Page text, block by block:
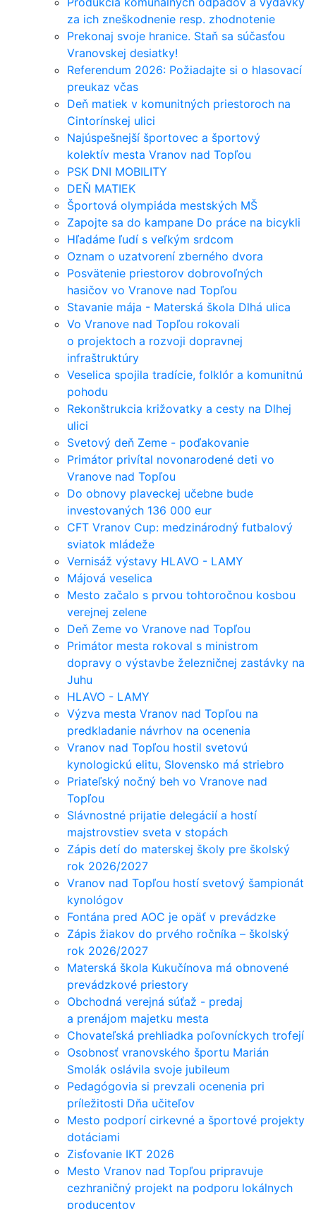
za ich zneškodnenie resp. zhodnotenie
Prekonaj svoje hranice. Staň sa súčasťou
Vranovskej desiatky!
Referendum 2026: Požiadajte si o hlasovací
preukaz včas
Deň matiek v komunitných priestoroch na
Cintorínskej ulici
Najúspešnejší športovec a športový
kolektív mesta Vranov nad Topľou
PSK DNI MOBILITY
DEŇ MATIEK
Športová olympiáda mestských MŠ
Zapojte sa do kampane Do práce na bicykli
Hľadáme ľudí s veľkým srdcom
Oznam o uzatvorení zberného dvora
Posvätenie priestorov dobrovoľných
hasičov vo Vranove nad Topľou
Stavanie mája - Materská škola Dlhá ulica
Vo Vranove nad Topľou rokovali
o projektoch a rozvoji dopravnej
infraštruktúry
Veselica spojila tradície, folklór a komunitnú
pohodu
Rekonštrukcia križovatky a cesty na Dlhej
ulici
Svetový deň Zeme - poďakovanie
Primátor privítal novonarodené deti vo
Vranove nad Topľou
Do obnovy plaveckej učebne bude
investovaných 136 000 eur
CFT Vranov Cup: medzinárodný futbalový
sviatok mládeže
Vernisáž výstavy HLAVO - LAMY
Májová veselica
Mesto začalo s prvou tohtoročnou kosbou
verejnej zelene
Deň Zeme vo Vranove nad Topľou
Primátor mesta rokoval s ministrom
dopravy o výstavbe železničnej zastávky na
Juhu
HLAVO - LAMY
Výzva mesta Vranov nad Topľou na
predkladanie návrhov na ocenenia
Vranov nad Topľou hostil svetovú
kynologickú elitu, Slovensko má striebro
Priateľský nočný beh vo Vranove nad
Topľou
Slávnostné prijatie delegácií a hostí
majstrovstiev sveta v stopách
Zápis detí do materskej školy pre školský
rok 2026/2027
Vranov nad Topľou hostí svetový šampionát
kynológov
Fontána pred AOC je opäť v prevádzke
Zápis žiakov do prvého ročníka – školský
rok 2026/2027
Materská škola Kukučínova má obnovené
prevádzkové priestory
Obchodná verejná súťaž - predaj
a prenájom majetku mesta
Chovateľská prehliadka poľovníckych trofejí
Osobnosť vranovského športu Marián
Smolák oslávila svoje jubileum
Pedagógovia si prevzali ocenenia pri
príležitosti Dňa učiteľov
Mesto podporí cirkevné a športové projekty
dotáciami
Zisťovanie IKT 2026
Mesto Vranov nad Topľou pripravuje
cezhraničný projekt na podporu lokálnych
producentov